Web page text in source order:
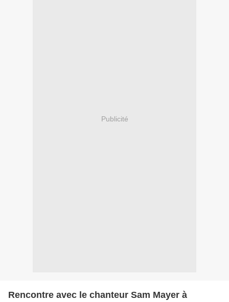
Publicité
Rencontre avec le chanteur Sam Mayer à